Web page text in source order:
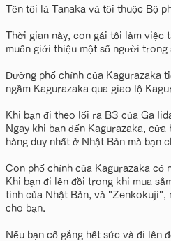
Tên tôi là Tanaka và tôi thuộc Bộ
Thời gian này, con gái tôi làm việc
muốn giới thiệu một số người trong
Đường phố chính của Kagurazaka
ngầm Kagurazaka qua giao lộ
Khi bạn đi theo lối ra B3 của Ga
Ngay khi bạn đến Kagurazaka,
hàng duy nhất ở Nhật Bản mà bạn
Con phố chính của Kagurazaka có
Khi bạn đi lên đồi trong khi mua
tinh của Nhật Bản, và "Zenkokuji",
cho bạn.
Nếu bạn cố gắng hết sức và đi lên